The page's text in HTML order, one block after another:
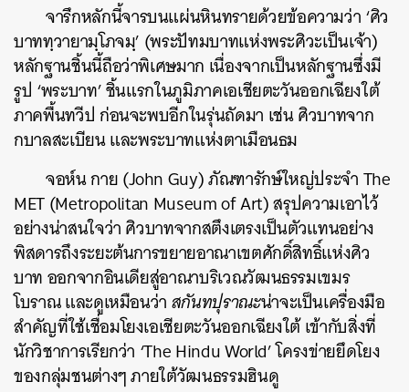
จารึกหลักนี้จารบนแผ่นหินทรายด้วยข้อความว่า ‘ศิว
บาททฺวายามฺโภจมฺ’ (พระปัทมบาทแห่งพระศิวะเป็นเจ้า)
หลักฐานชิ้นนี้ถือว่าพิเศษมาก เนื่องจากเป็นหลักฐานซึ่งมี
รูป ‘พระบาท’ ชิ้นแรกในภูมิภาคเอเชียตะวันออกเฉียงใต้
ภาคพื้นทวีป ก่อนจะพบอีกในรุ่นถัดมา เช่น ศิวบาทจาก
กบาลสะเบียน และพระบาทแห่งตาเมือนธม
จอห์น กาย (John Guy) ภัณฑารักษ์ใหญ่ประจำ The
MET (Metropolitan Museum of Art) สรุปความเอาไว้
อย่างน่าสนใจว่า ศิวบาทจากสตึงเตรงเป็นตัวแทนอย่าง
พิสดารถึงระยะต้นการขยายอาณาเขตศักดิ์สิทธิ์แห่งศิว
บาท ออกจากอินเดียสู่อาณาบริเวณวัฒนธรรมเขมร
โบราณ และดูเหมือนว่าสกันทปุราณะน่าจะเป็นเครื่องมือ
สำคัญที่ใช้เชื่อมโยงเอเชียตะวันออกเฉียงใต้ เข้ากับสิ่งที่
นักวิชาการเรียกว่า ‘The Hindu World’ โครงข่ายยึดโยง
ของกลุ่มชนต่างๆ ภายใต้วัฒนธรรมฮินดู
SHARE TWEET LINE EMAIL